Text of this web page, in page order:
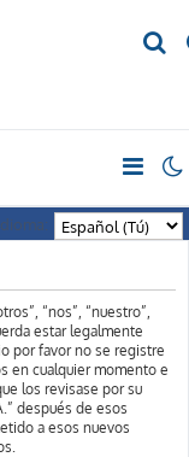
a
r
“nos”, “nuestro”,
estar legalmente
por favor no se registre
en cualquier momento e
los revisase por su
después de esos
a esos nuevos